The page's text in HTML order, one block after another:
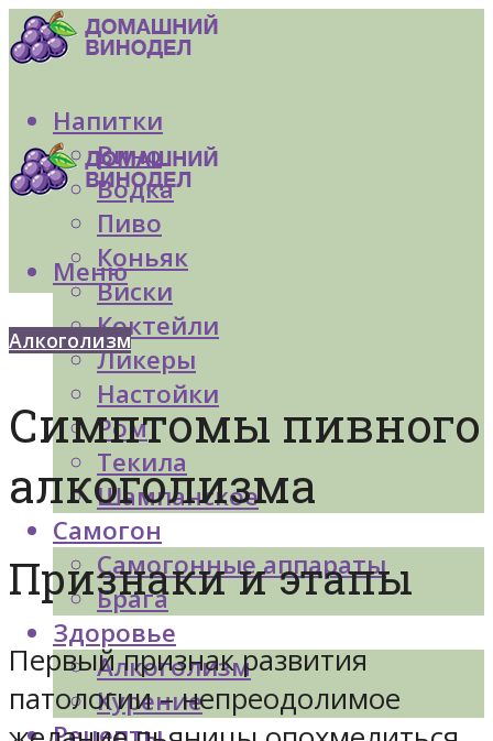
Напитки
Вино
Водка
Пиво
Коньяк
Виски
Коктейли
Ликеры
Настойки
Ром
Текила
Шампанское
Самогон
Самогонные аппараты
Брага
Здоровье
Алкоголизм
Курение
Меню
Алкоголизм
Симптомы пивного
алкоголизма
Признаки и этапы
Первый признак развития
патологии – непреодолимое